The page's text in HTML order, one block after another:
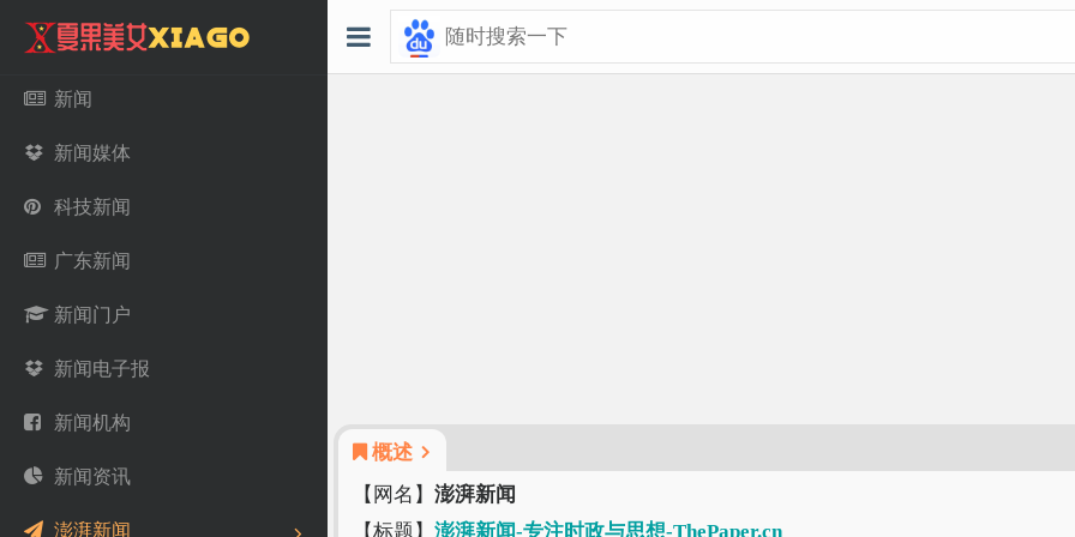
新闻
新闻媒体
科技新闻
广东新闻
新闻门户
新闻电子报
新闻机构
新闻资讯
澎湃新闻
概述
【网名】 澎湃新闻
【标题】 澎湃新闻-专注时政与思想-ThePaper.cn